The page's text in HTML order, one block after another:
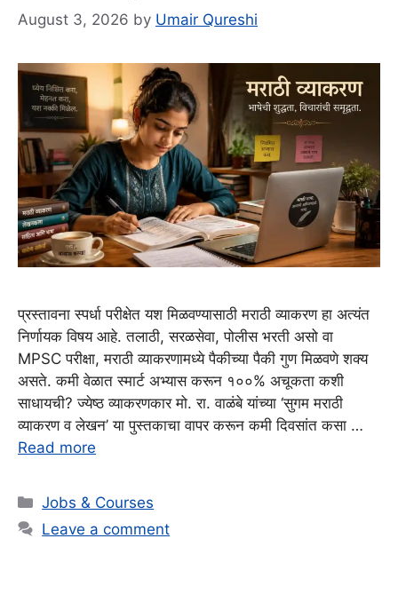
August 3, 2026 by Umair Qureshi
प्रस्तावना स्पर्धा परीक्षेत यश मिळवण्यासाठी मराठी व्याकरण हा अत्यंत
निर्णायक विषय आहे. तलाठी, सरळसेवा, पोलीस भरती असो वा
MPSC परीक्षा, मराठी व्याकरणामध्ये पैकीच्या पैकी गुण मिळवणे शक्य
असते. कमी वेळात स्मार्ट अभ्यास करून १००% अचूकता कशी
साधायची? ज्येष्ठ व्याकरणकार मो. रा. वाळंबे यांच्या ‘सुगम मराठी
व्याकरण व लेखन’ या पुस्तकाचा वापर करून कमी दिवसांत कसा …
Read more
Categories
Jobs & Courses
Leave a comment